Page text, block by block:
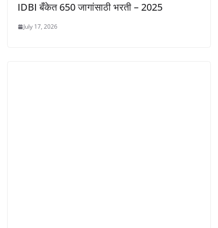
IDBI बँकेत 650 जागांसाठी भरती – 2025
July 17, 2026